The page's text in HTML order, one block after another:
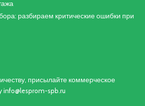
разбираем критические ошибки при
присылайте коммерческое
spb.ru